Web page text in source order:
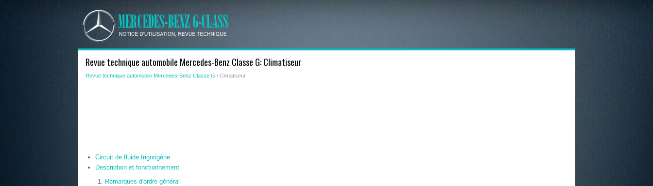
Revue technique automobile Mercedes-Benz Classe G: Climatiseur
Revue technique automobile Mercedes-Benz Classe G / Climatiseur
Circuit de fluide frigorigène
Description et fonctionnement
Remarques d'ordre général